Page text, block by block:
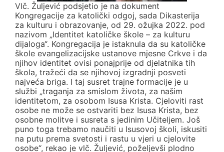
Vlč. Žuljević podsjetio je na dokument
Kongregacije za katolički odgoj, sada Dikasterija
za kulturu i obrazovanje, od 29. ožujka 2022. pod
nazivom „Identitet katoličke škole – za kulturu
dijaloga“. Kongregacija je istaknula da su katoličke
škole evangelizacijske ustanove mjesne Crkve i da
njihov identitet ovisi ponajprije od djelatnika tih
škola, tražeći da se njihovoj izgradnji posveti
najveća briga. I taj susret trajne formacije je u
službi „traganja za smislom života, za našim
identitetom, za osobom Isusa Krista. Cjeloviti rast
osobe ne može se ostvariti bez Isusa Krista, bez
osobne molitve i susreta s jedinim Učiteljem. Još
puno toga trebamo naučiti u Isusovoj školi, iskusiti
na putu prema svetosti i rastu u vjeri u cjelovite
osobe“, rekao je vlč. Žuljević, poželjevši plodno